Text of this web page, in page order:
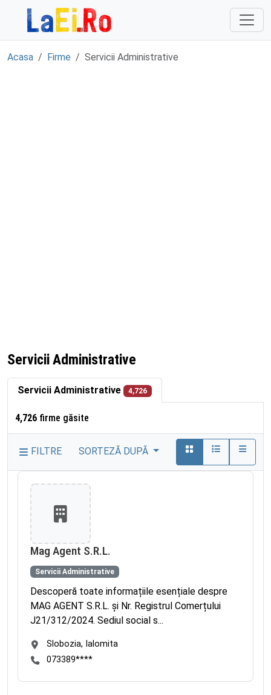
Sari la continut
Acasa Firme Servicii Administrative
Servicii Administrative
Servicii Administrative 4,726
4,726 firme găsite
FILTRE SORTEZĂ DUPĂ
Mag Agent S.R.L.
Servicii Administrative
Descoperă toate informațiile esențiale despre
MAG AGENT S.R.L. și Nr. Registrul Comerțului
J21/312/2024. Sediul social s...
Slobozia, Ialomita
073389****